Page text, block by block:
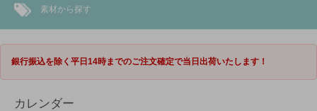
素材から探す
銀行振込を除く平日14時までのご注文確定で当日出荷いたします！
カレンダー